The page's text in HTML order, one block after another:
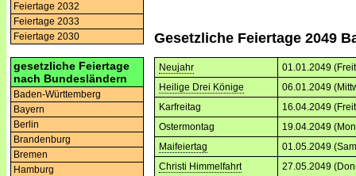
Feiertage 2032
Feiertage 2033
Feiertage 2030
gesetzliche Feiertage
nach Bundesländern
Baden-Württemberg
Bayern
Berlin
Brandenburg
Bremen
Hamburg
Gesetzliche Feiertage 2049
Neujahr
01.01.2049
Heilige Drei Könige
06.01.2049
Karfreitag
16.04.2049
Ostermontag
19.04.2049
Maifeiertag
01.05.2049
Christi Himmelfahrt
27.05.2049